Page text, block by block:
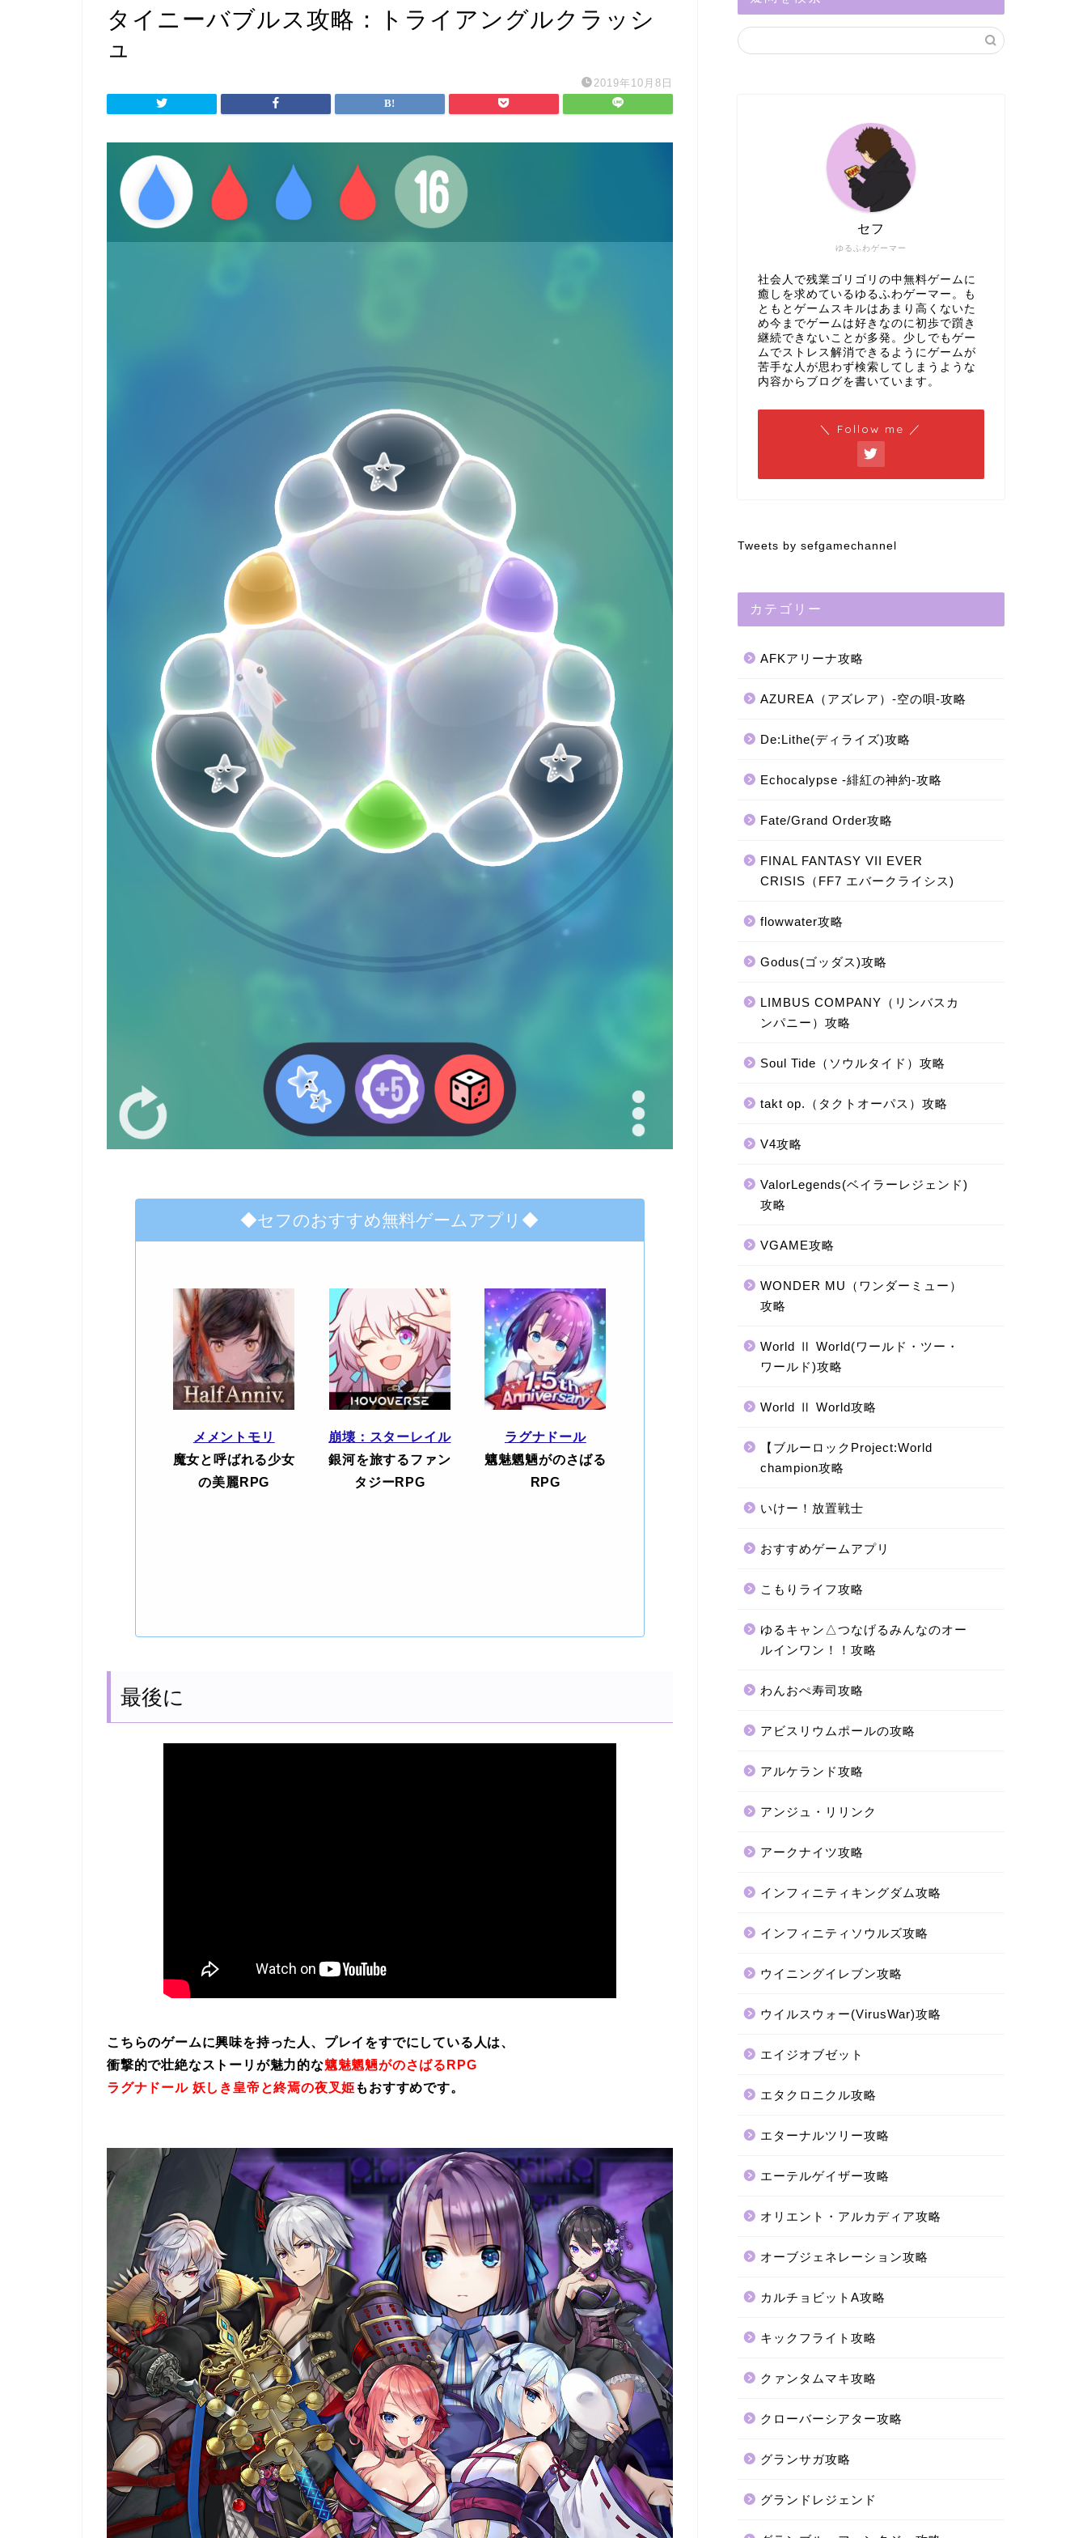
タイニーバブルス攻略：トライアングルクラッシ
ュ
2019年10月8日
◆セフのおすすめ無料ゲームアプリ◆
メメントモリ
魔女と呼ばれる少女
の美麗RPG
崩壊：スターレイル
銀河を旅するファン
タジーRPG
ラグナドール
魑魅魍魎がのさばる
RPG
最後に
こちらのゲームに興味を持った人、プレイをすでにしている人は、
衝撃的で壮絶なストーリが魅力的な魑魅魍魎がのさばるRPG
ラグナドール 妖しき皇帝と終焉の夜叉姫 もおすすめです。
ゆるふわゲーマー
セフ
社会人で残業ゴリゴリの中無料ゲームに
癒しを求めているゆるふわゲーマー。も
ともとゲームスキルはあまり高くないた
め今までゲームは好きなのに初歩で躓き
継続できないことが多発。少しでもゲー
ムでストレス解消できるようにゲームが
苦手な人が思わず検索してしまうような
内容からブログを書いています。
＼ Follow me ／
Tweets by sefgamechannel
カテゴリー
AFKアリーナ攻略
AZUREA（アズレア）-空の唄-攻略
De:Lithe(ディライズ)攻略
Echocalypse -緋紅の神約-攻略
Fate/Grand Order攻略
FINAL FANTASY VII EVER
CRISIS（FF7 エバークライシス)
flowwater攻略
Godus(ゴッダス)攻略
LIMBUS COMPANY（リンバスカ
ンパニー）攻略
Soul Tide（ソウルタイド）攻略
takt op.（タクトオーパス）攻略
V4攻略
ValorLegends(ベイラーレジェンド)
攻略
VGAME攻略
WONDER MU（ワンダーミュー）
攻略
World Ⅱ World(ワールド・ツー・
ワールド)攻略
World Ⅱ World攻略
【ブルーロックProject:World
champion攻略
いけー！放置戦士
おすすめゲームアプリ
こもりライフ攻略
ゆるキャン△つなげるみんなのオー
ルインワン！！攻略
わんおぺ寿司攻略
アビスリウムポールの攻略
アルケランド攻略
アンジュ・リリンク
アークナイツ攻略
インフィニティキングダム攻略
インフィニティソウルズ攻略
ウイニングイレブン攻略
ウイルスウォー(VirusWar)攻略
エイジオブゼット
エタクロニクル攻略
エターナルツリー攻略
エーテルゲイザー攻略
オリエント・アルカディア攻略
オーブジェネレーション攻略
カルチョビットA攻略
キックフライト攻略
クァンタムマキ攻略
クローバーシアター攻略
グランサガ攻略
グランドレジェンド